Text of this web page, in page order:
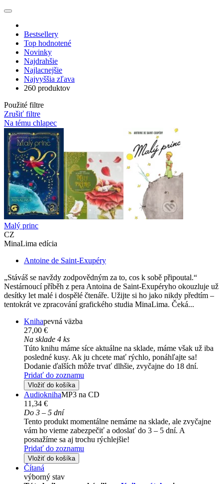
Bestsellery
Top hodnotené
Novinky
Najdrahšie
Najlacnejšie
Najvyššia zľava
260 produktov
Použité filtre
Zrušiť filtre
Na tému chlapec
Malý princ
CZ
MinaLima edícia
Antoine de Saint-Exupéry
„Stáváš se navždy zodpovědným za to, cos k sobě připoutal.“
Nestárnoucí příběh z pera Antoina de Saint-Exupéryho okouzluje už
desítky let malé i dospělé čtenáře. Užijte si ho jako nikdy předtím –
tentokrát ve zpracování grafického studia MinaLima. Čeká...
Knihapevná väzba
27,00 €
Na sklade 4 ks
Túto knihu máme síce aktuálne na sklade, máme však už iba
posledné kusy. Ak ju chcete mať rýchlo, ponáhľajte sa!
Dodanie ďalších môže trvať dlhšie, zvyčajne do 18 dní.
Pridať do zoznamu
Vložiť do košíka
AudioknihaMP3 na CD
11,34 €
Do 3 – 5 dní
Tento produkt momentálne nemáme na sklade, ale zvyčajne
vám ho vieme zabezpečiť a odoslať do 3 – 5 dní. A
posnažíme sa aj trochu rýchlejšie!
Pridať do zoznamu
Vložiť do košíka
Čítaná
výborný stav